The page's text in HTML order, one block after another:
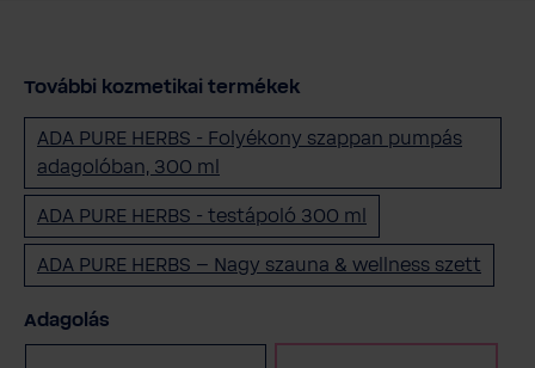
További kozmetikai termékek
ADA PURE HERBS - Folyékony szappan pumpás
adagolóban, 300 ml
ADA PURE HERBS - testápoló 300 ml
ADA PURE HERBS – Nagy szauna & wellness szett
Válasszon
Adagolás